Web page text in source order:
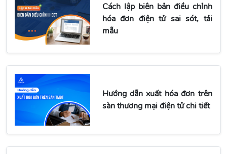
Cách lập biên bản điều chỉnh
hóa đơn điện tử sai sót, tải
mẫu
Hướng dẫn xuất hóa đơn trên
sàn thương mại điện tử chi tiết